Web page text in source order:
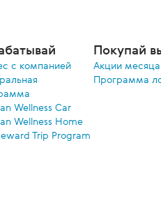
с компанией
Wellness Car
Wellness Home
Trip Program
Покупай
Акции меcяца
Программа